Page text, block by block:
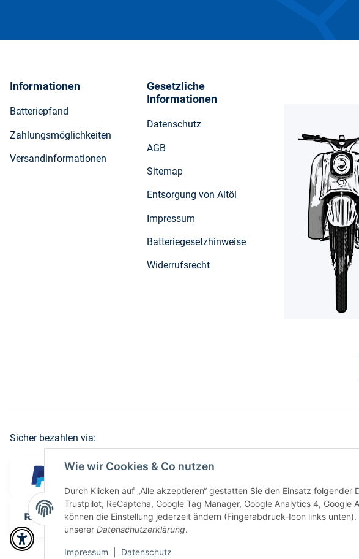
Wie wir Cookies & Co nutzen
Durch Klicken auf „Alle akzeptieren“ gestatten Sie den Einsatz folgender
Trustpilot, ReCaptcha, Google Tag Manager, Google Analytics 4,
können die Einstellung jederzeit ändern (Fingerabdruck-Icon links
unserer Datenschutzerklärung.
Impressum Datenschutz
Informationen
Batteriepfand
Zahlungsmöglichkeiten
Versandinformationen
Gesetzliche
Informationen
Datenschutz
AGB
Sitemap
Entsorgung von Altöl
Impressum
Batteriegesetzhinweise
Widerrufsrecht
Sicher bezahlen via: